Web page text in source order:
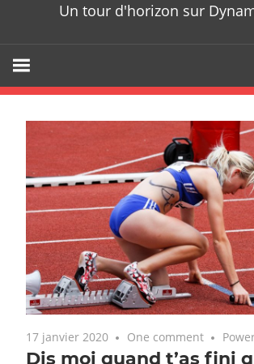
Un tour d'horizon sur
17 janvier 2020 One comment
Dis moi quand t’as fini